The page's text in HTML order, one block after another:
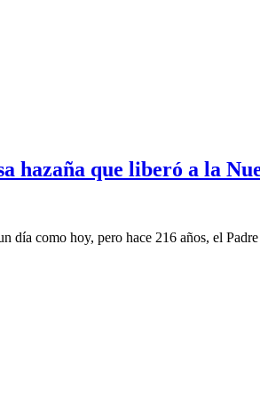
hazaña que liberó a la
día como hoy, pero hace 216 años, el